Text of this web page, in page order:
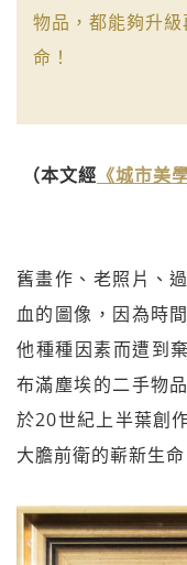
物品，都能夠升
命！
（本文經 《城市美
舊畫作、老照片、
血的圖像，因為時
他種種因素而遭到
布滿塵埃的二手物
於20世紀上半葉創
大膽前衛的嶄新生命